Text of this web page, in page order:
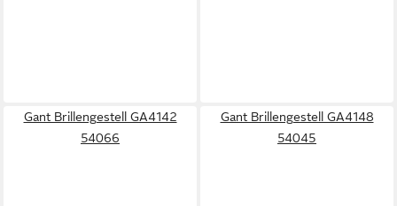
Gant Brillengestell GA4142
54066
Gant Brillengestell GA4148
54045